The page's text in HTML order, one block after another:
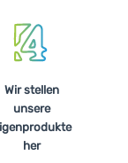
Wir stellen
unsere
her